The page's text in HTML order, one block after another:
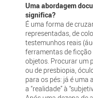
Uma abordagem
significa?
É uma forma de
representadas, de
testemunhos reais
ferramentas de
objetos. Procurar um
ou de presbiopia,
para os pés: já é uma
a “realidade” à